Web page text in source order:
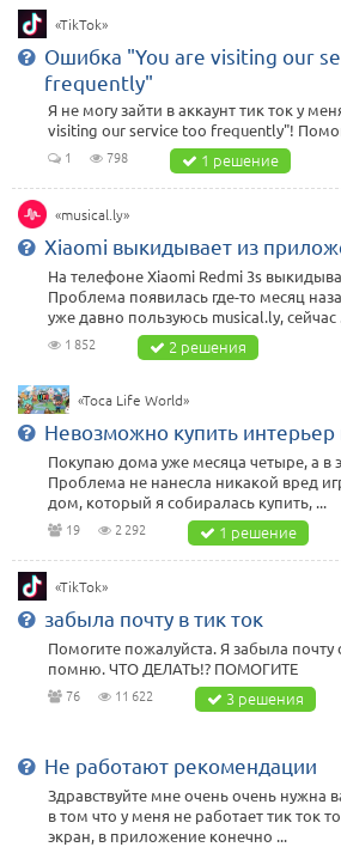
«TikTok»
Ошибка "You are visiting our
frequently"
Я не могу зайти в аккаунт тик ток у
visiting our service too frequently"!
1 798 1 решение
«musical.ly»
Xiaomi выкидывает из
На телефоне Xiaomi Redmi 3s
Проблема появилась где-то месяц
уже давно пользуюсь musical.ly, сейчас
1 852 2 решения
«Toca Life World»
Невозможно купить
Покупаю дома уже месяца четыре, а в
Проблема не нанесла никакой вред
дом, который я собиралась купить, ...
19 2 292 1 решение
«TikTok»
забыла почту в тик ток
Помогите пожалуйста. Я забыла почту
помню. ЧТО ДЕЛАТЬ!? ПОМОГИТЕ
76 11 622 3 решения
Не работают рекомендации
Здравствуйте мне очень очень
в том что у меня не работает тик ток
экран, в приложение конечно ...